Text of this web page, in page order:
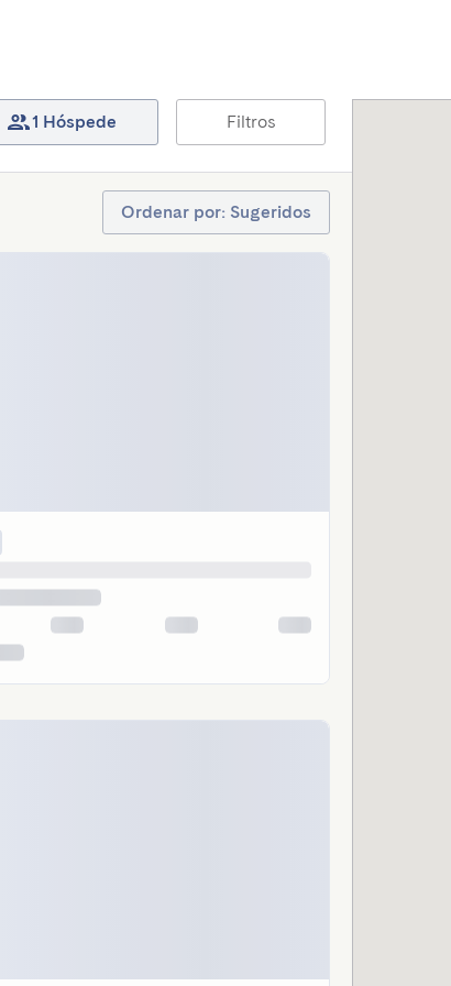
1 Hóspede Filtros
Ordenar por: Sugeridos